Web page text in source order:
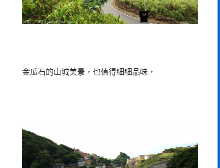
金瓜石的山城美景，也值得細細品味，